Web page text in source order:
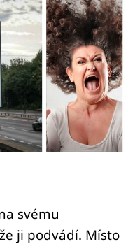
svému
ji podvádí. Místo